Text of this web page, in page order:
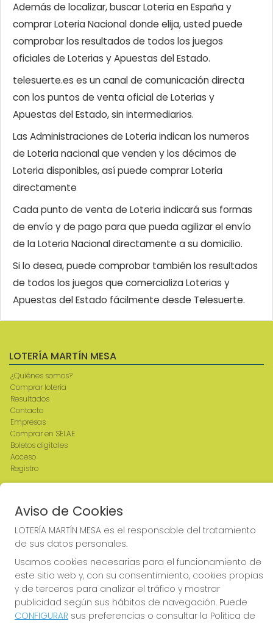
Además de localizar, buscar Loteria en España y
comprar Loteria Nacional donde elija, usted puede
comprobar los resultados de todos los juegos
oficiales de Loterias y Apuestas del Estado.
telesuerte.es es un canal de comunicación directa
con los puntos de venta oficial de Loterias y
Apuestas del Estado, sin intermediarios.
Las Administraciones de Loteria indican los numeros
de Loteria nacional que venden y los décimos de
Loteria disponibles, así puede comprar Loteria
directamente
Cada punto de venta de Loteria indicará sus formas
de envío y de pago para que pueda agilizar el envío
de la Loteria Nacional directamente a su domicilio.
Si lo desea, puede comprobar también los resultados
de todos los juegos que comercializa Loterias y
Apuestas del Estado fácilmente desde Telesuerte.
LOTERÍA MARTÍN MESA
¿Quiénes somos?
Comprar lotería
Resultados
Contacto
Empresas
Comprar en SELAE
Boletos digitales
Acceso
Registro
CONTACTO
ADMINISTRACION DE LOTERIAS: 2-CIUDAD RODRIGO -
RECEPTOR OFICIAL: 64380
923482019
web@admon2martinmesa.es
Aviso de Cookies
LOTERÍA MARTÍN MESA es el responsable del tratamiento
de sus datos personales.
Usamos cookies necesarias para el funcionamiento de
este sitio web y, con su consentimiento, cookies propias
y de terceros para analizar el tráfico y mostrar
publicidad según sus hábitos de navegación. Puede
CONFIGURAR sus preferencias o consultar la Política de